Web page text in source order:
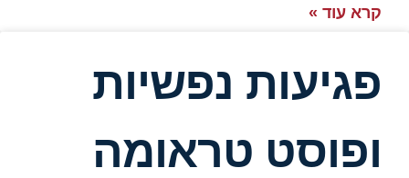
קרא עוד »
פגיעות נפשיות
ופוסט טראומה